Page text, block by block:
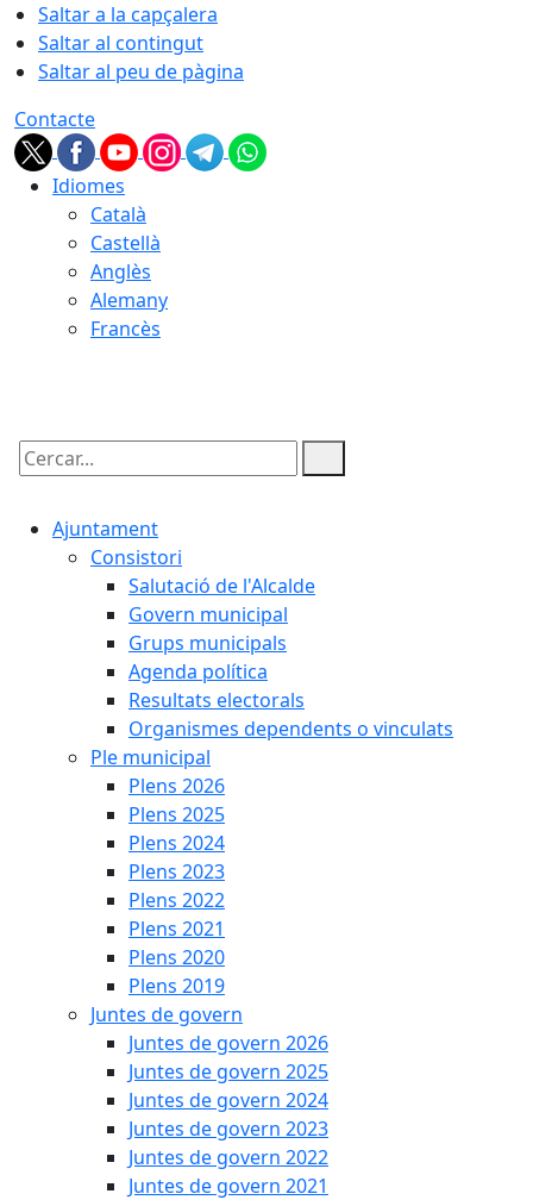
Saltar a la capçalera
Saltar al contingut
Saltar al peu de pàgina
Contacte
Idiomes
Català
Castellà
Anglès
Alemany
Francès
Cercar:
Ajuntament
Consistori
Salutació de l'Alcalde
Govern municipal
Grups municipals
Agenda política
Resultats electorals
Organismes dependents o vinculats
Ple municipal
Plens 2026
Plens 2025
Plens 2024
Plens 2023
Plens 2022
Plens 2021
Plens 2020
Plens 2019
Juntes de govern
Juntes de govern 2026
Juntes de govern 2025
Juntes de govern 2024
Juntes de govern 2023
Juntes de govern 2022
Juntes de govern 2021